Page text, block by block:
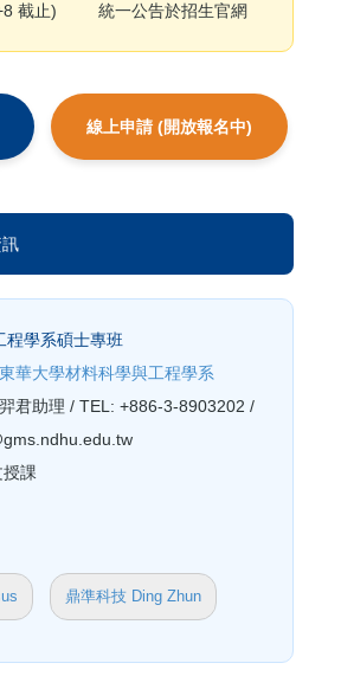
截止) 統一公告於招生官網
線上申請 (開放報名中)
程學系碩士專班
華大學材料科學與工程學系
羿君助理 / TEL: +886-3-8903202 /
課
鼎準科技 Ding Zhun